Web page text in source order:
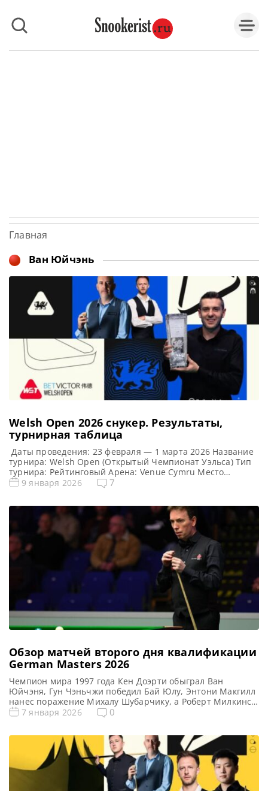
Главная
Ван Юйчэнь
Welsh Open 2026 cнукер. Результаты,
турнирная таблица
Даты проведения: 23 февраля — 1 марта 2026 Название
турнира: Welsh Open (Открытый Чемпионат Уэльса) Тип
турнира: Рейтинговый Арена: Venue Cymru Место
проведения (населенный пункт, город, страна):
Селби Победитель турнира: Барри Хокинс Турнирная
таблица Welsh Open 2026: Открытый Чемпионат […]
9 января 2026 7
Обзор матчей второго дня квалификации
German Masters 2026
Чемпион мира 1997 года Кен Доэрти обыграл Ван
Юйчэня, Гун Чэньчжи победил Бай Юлу, Энтони Макгилл
нанес поражение Михалу Шубарчику, а Роберт Милкинс
одолел Дилана Эмери во второй день квалификации на
победу у гонконгца Ван Юйчэня со счетом […]
7 января 2026 0